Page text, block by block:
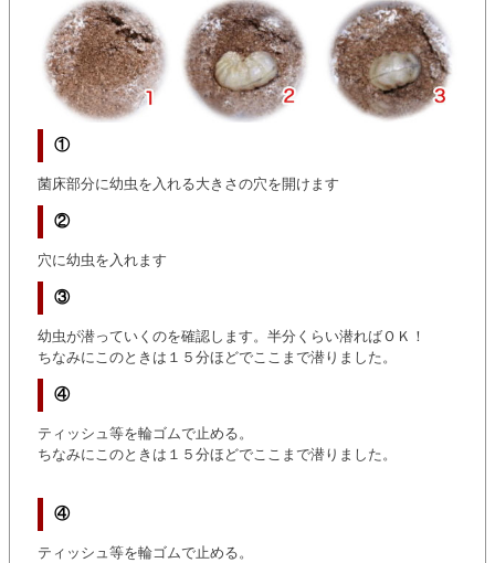
①
菌床部分に幼虫を入れる大きさの穴を開けます
②
穴に幼虫を入れます
③
幼虫が潜っていくのを確認します。半分くらい潜ればＯＫ！
ちなみにこのときは１５分ほどでここまで潜りました。
④
ティッシュ等を輪ゴムで止める。
ちなみにこのときは１５分ほどでここまで潜りました。
④
ティッシュ等を輪ゴムで止める。